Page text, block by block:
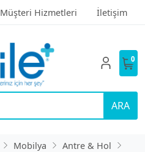
Müşteri Hizmetleri İletişim
ARA
0
Mobilya
Antre & Hol